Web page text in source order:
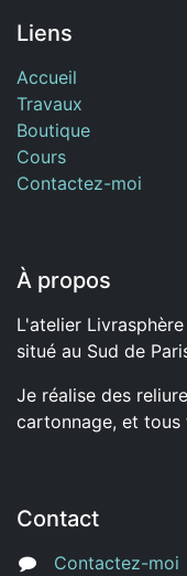
Liens
Accueil
Travaux
Boutique
Cours
Contactez-moi
À propos
L'atelier
situé au Sud de
Je réalise des
cartonnage, et tous
Contact
Contactez-moi